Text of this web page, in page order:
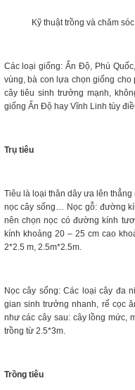
Kỹ thuật trồng và chăm
Các loại giống: Ấn Độ, Phú
vùng, bà con lựa chọn giống
cây tiêu sinh trưởng mạnh,
giống Ấn Độ hay Vĩnh Linh tùy
Trụ tiêu
Tiêu là loại thân dây ưa lên
nọc cây sống… Nọc gỗ: đường
nên chọn nọc có đường kính
kính khoảng 20 – 25 cm cao
2*2.5 m, 2.5m*2.5m.
Nọc cây sống: Các loại cây đa
gian sinh trưởng nhanh, rể cọc
như các cây sau: cây lồng mức,
trồng từ 2.5*3m.
Trồng tiêu